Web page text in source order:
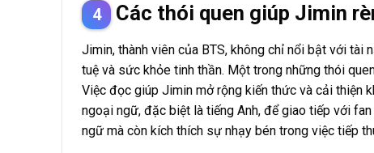
Các thói quen giúp Jimin
Jimin, thành viên của BTS, không chỉ nổi bật với tài
tuệ và sức khỏe tinh thần. Một trong những thói
Việc đọc giúp Jimin mở rộng kiến thức và cải thiện
ngoại ngữ, đặc biệt là tiếng Anh, để giao tiếp với
ngữ mà còn kích thích sự nhạy bén trong việc tiếp